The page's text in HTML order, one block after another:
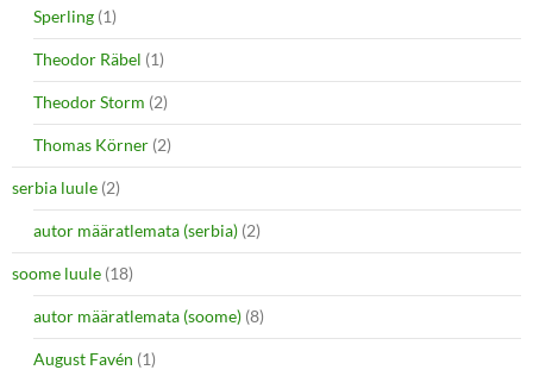
Sperling (1)
Theodor Räbel (1)
Theodor Storm (2)
Thomas Körner (2)
serbia luule (2)
autor määratlemata (serbia) (2)
soome luule (18)
autor määratlemata (soome) (8)
August Favén (1)